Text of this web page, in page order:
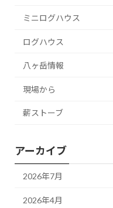
ミニログハウス
ログハウス
八ヶ岳情報
現場から
薪ストーブ
アーカイブ
2026年7月
2026年4月